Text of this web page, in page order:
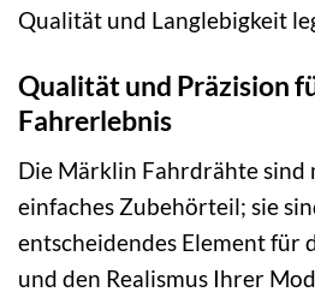
Qualität und Langlebigkeit
Qualität und Präzision
Fahrerlebnis
Die Märklin Fahrdrähte sind
einfaches Zubehörteil; sie
entscheidendes Element für
und den Realismus Ihrer